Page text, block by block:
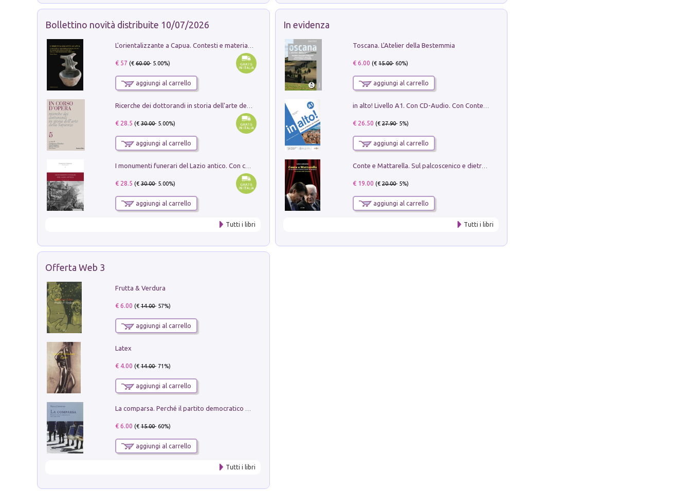
Bollettino novità distribuite 10/07/2026
€ 57 (€60.00- 5.00%)
aggiungi al carrello
€ 28.5 (€30.00- 5.00%)
aggiungi al carrello
I monumenti funerari del Lazio antico. Con cartella con tavole
€ 28.5 (€30.00- 5.00%)
aggiungi al carrello
Tutti i libri
In evidenza
Toscana. L'Atelier della Bestemmia
€ 6.00 (€15.00- 60%)
aggiungi al carrello
€ 26.50 (€27.90- 5%)
aggiungi al carrello
€ 19.00 (€20.00- 5%)
aggiungi al carrello
Tutti i libri
Offerta Web 3
Frutta & Verdura
€ 6.00 (€14.00- 57%)
aggiungi al carrello
Latex
€ 4.00 (€14.00- 71%)
aggiungi al carrello
€ 6.00 (€15.00- 60%)
aggiungi al carrello
Tutti i libri